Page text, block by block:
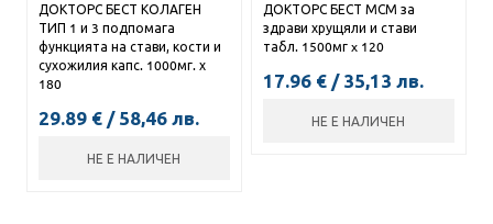
ДОКТОРС БЕСТ КОЛАГЕН
ТИП 1 и 3 подпомага
функцията на стави, кости и
сухожилия капс. 1000мг. х
180
29.89 € / 58,46 лв.
НЕ Е НАЛИЧЕН
ДОКТОРС БЕСТ МСМ за
здрави хрущяли и стави
табл. 1500мг x 120
17.96 € / 35,13 лв.
НЕ Е НАЛИЧЕН